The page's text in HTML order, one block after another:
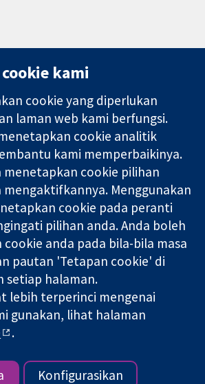
11-13 Cavendish
Square
London
W1G 0AN
United Kingdom
Hubungi kita
Berita
Pejabat
akhbar
Perihal Kami
Pekerjaan
Cochrane
Library
sebuah badan amal (no. 1045921) dan
oleh jaminan (no. 03044323) yang
Nombor pendaftaran VAT GB 718
Cochrane
|Penafian|Kerahsiaan
kami
cookie yang diperlukan
laman web kami berfungsi.
cookie analitik
kami memperbaikinya.
menetapkan cookie pilihan
mengaktifkannya. Menggunakan
cookie pada peranti
pilihan anda. Anda boleh
anda pada bila-bila masa
pautan 'Tetapan cookie' di
setiap halaman.
lebih terperinci mengenai
gunakan, lihat halaman
.
Konfigurasikan